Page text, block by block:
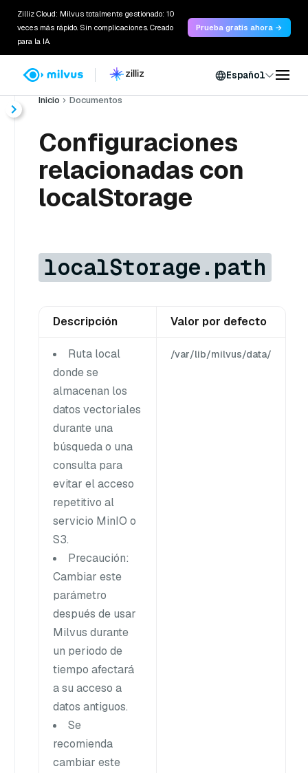
Zilliz Cloud: Milvus totalmente gestionado: 10
veces más rápido. Sin complicaciones. Creado
para la IA.
Prueba gratis ahora →
Español
Inicio Documentos
Configuraciones
relacionadas con
localStorage
localStorage.path
Descripción Valor por defecto
Ruta local
donde se
almacenan los
datos vectoriales
durante una
búsqueda o una
consulta para
evitar el acceso
repetitivo al
servicio MinIO o
S3.
Precaución:
Cambiar este
parámetro
después de usar
Milvus durante
un periodo de
tiempo afectará
a su acceso a
datos antiguos.
Se
recomienda
cambiar este
/var/lib/milvus/data/